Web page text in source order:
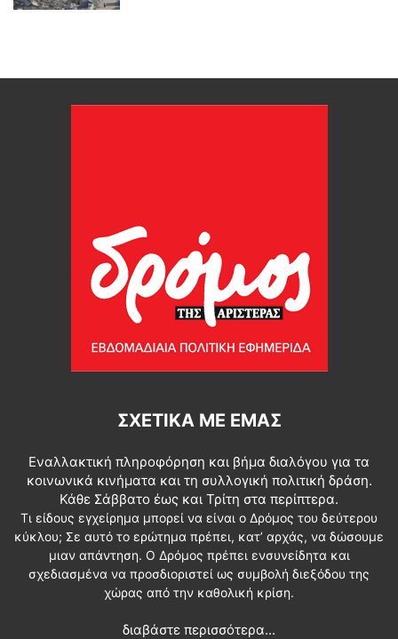
ΣΧΕΤΙΚΆ ΜΕ ΕΜΆΣ
Εναλλακτική πληροφόρηση και βήμα διαλόγου για τα
κοινωνικά κινήματα και τη συλλογική πολιτική δράση.
Κάθε Σάββατο έως και Τρίτη στα περίπτερα.
Τι είδους εγχείρημα μπορεί να είναι ο Δρόμος του δεύτερου
κύκλου; Σε αυτό το ερώτημα πρέπει, κατ’ αρχάς, να δώσουμε
μιαν απάντηση. Ο Δρόμος πρέπει ενσυνείδητα και
σχεδιασμένα να προσδιοριστεί ως συμβολή διεξόδου της
χώρας από την καθολική κρίση.
διαβάστε περισσότερα...